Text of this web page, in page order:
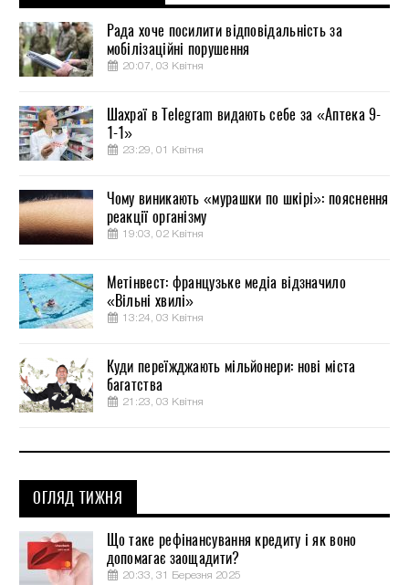
Рада хоче посилити відповідальність за
мобілізаційні порушення
20:07, 03 Квітня
Шахраї в Telegram видають себе за «Аптека 9-
1-1»
23:29, 01 Квітня
Чому виникають «мурашки по шкірі»: пояснення
реакції організму
19:03, 02 Квітня
Метінвест: французьке медіа відзначило
«Вільні хвилі»
13:24, 03 Квітня
Куди переїжджають мільйонери: нові міста
багатства
21:23, 03 Квітня
ОГЛЯД ТИЖНЯ
Що таке рефінансування кредиту і як воно
допомагає заощадити?
20:33, 31 Березня 2025